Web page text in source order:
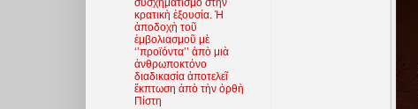
συσχηματισμὸ στὴν
κρατικὴ ἐξουσία. Ἡ
ἀποδοχὴ τοῦ
ἐμβολιασμοῦ μὲ
‘’προϊόντα’’ ἀπὸ μιὰ
ἀνθρωποκτόνο
διαδικασία ἀποτελεῖ
ἔκπτωση ἀπὸ τὴν ὀρθὴ
Πίστη